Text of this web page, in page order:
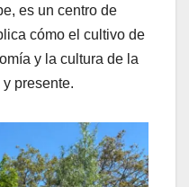
es un centro de
cómo el cultivo de
y la cultura de la
presente.